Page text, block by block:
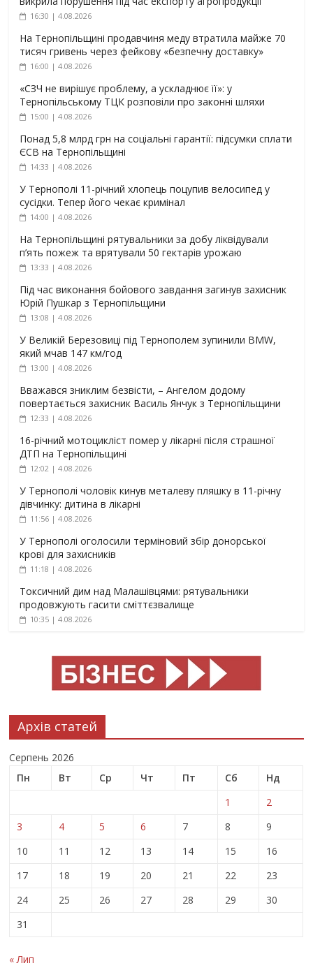
16:30 | 4.08.2026
На Тернопільщині продавчиня меду втратила майже 70
тисяч гривень через фейкову «безпечну доставку»
16:00 | 4.08.2026
«СЗЧ не вирішує проблему, а ускладнює її»: у
Тернопільському ТЦК розповіли про законні шляхи
15:00 | 4.08.2026
Понад 5,8 млрд грн на соціальні гарантії: підсумки сплати
ЄСВ на Тернопільщині
14:33 | 4.08.2026
У Тернополі 11-річний хлопець поцупив велосипед у
сусідки. Тепер його чекає кримінал
14:00 | 4.08.2026
На Тернопільщині рятувальники за добу ліквідували
п’ять пожеж та врятували 50 гектарів урожаю
13:33 | 4.08.2026
Під час виконання бойового завдання загинув захисник
Юрій Пушкар з Тернопільщини
13:08 | 4.08.2026
У Великій Березовиці під Тернополем зупинили BMW,
який мчав 147 км/год
13:00 | 4.08.2026
Вважався зниклим безвісти, – Ангелом додому
повертається захисник Василь Янчук з Тернопільщини
12:33 | 4.08.2026
16-річний мотоцикліст помер у лікарні після страшної
ДТП на Тернопільщині
12:02 | 4.08.2026
У Тернополі чоловік кинув металеву пляшку в 11-річну
дівчинку: дитина в лікарні
11:56 | 4.08.2026
У Тернополі оголосили терміновий збір донорської
крові для захисників
11:18 | 4.08.2026
Токсичний дим над Малашівцями: рятувальники
продовжують гасити сміттєзвалище
10:35 | 4.08.2026
Архів статей
Серпень 2026
Пн
Вт Ср Чт Пт Сб
Нд
1
2
3
4 5 6 7 8
9
10
11 12 13 14 15
16
17
18 19 20 21 22
23
24
25 26 27 28 29
30
31
« Лип